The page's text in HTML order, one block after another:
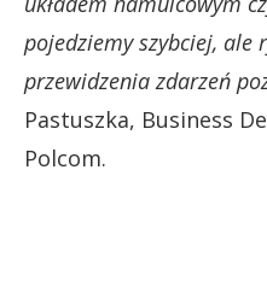
pojedziemy szybciej, ale
przewidzenia zdarzeń
Pastuszka, Business
Polcom.